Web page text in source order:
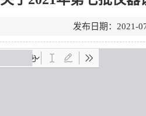
发布日期：